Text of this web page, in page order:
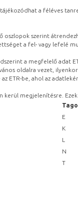
a féléves
oszlopok szerint
a fel- vagy lefelé
a megfelelő adat
oldalra vezet,
ETR-be, ahol az
megjelenítésre.
E
K
L
N
T